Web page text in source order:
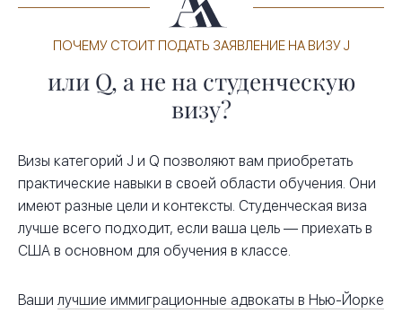
ПОЧЕМУ СТОИТ ПОДАТЬ ЗАЯВЛЕНИЕ НА ВИЗУ J
или Q, а не на студенческую
визу?
Визы категорий J и Q позволяют вам приобретать
практические навыки в своей области обучения. Они
имеют разные цели и контексты. Студенческая виза
лучше всего подходит, если ваша цель — приехать в
США в основном для обучения в классе.
Ваши лучшие иммиграционные адвокаты в Нью-Йорке